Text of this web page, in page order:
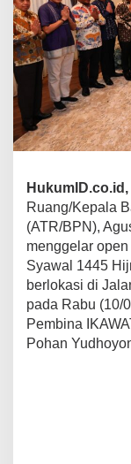
Ruang/Kepala
(ATR/BPN),
menggelar
Syawal 1445
berlokasi di
pada Rabu (10/
Pembina
Pohan